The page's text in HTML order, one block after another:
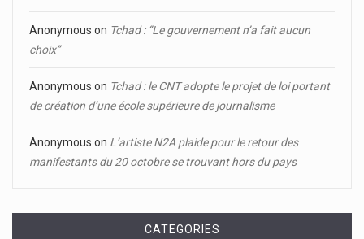
Anonymous on Tchad : ‘’Le gouvernement n’a fait aucun
choix’’
Anonymous on Tchad : le CNT adopte le projet de loi portant
de création d’une école supérieure de journalisme
Anonymous on L’artiste N2A plaide pour le retour des
manifestants du 20 octobre se trouvant hors du pays
CATEGORIES